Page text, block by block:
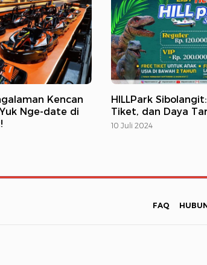
Kencan
Nge-date di
HILLPark
Tiket, dan Daya
10 Juli 2024
FAQ